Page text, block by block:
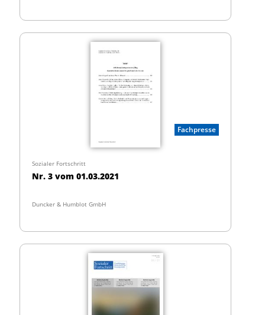
Fachpresse
Sozialer Fortschritt
Nr. 3 vom 01.03.2021
Duncker & Humblot GmbH